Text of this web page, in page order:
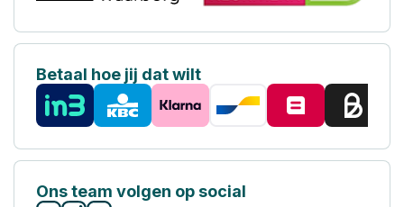
Betaal hoe jij dat wilt
Ons team volgen op social